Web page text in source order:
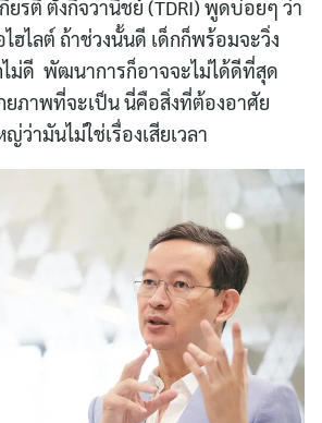
ยรติ ตั้งกิจวานิชย์ (TDRI) พูดบ่อยๆ ว่า
ฮไลต์ ถ้าช่วงนั้นดี เด็กก็พร้อมจะวิ่ง
ไม่ดี พัฒนาการก็อาจจะไม่ได้ดีที่สุด
ยภาพที่จะเป็น นี่คือสิ่งที่ต้องอาศัย
ว่ามันไม่ใช่เรื่องเสียเวลา